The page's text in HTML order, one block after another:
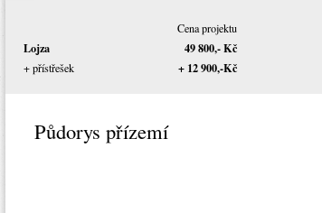
Cena projektu
Lojza 49 800,- Kč
+ přístřešek
+ 12 900,-Kč
Půdorys přízemí